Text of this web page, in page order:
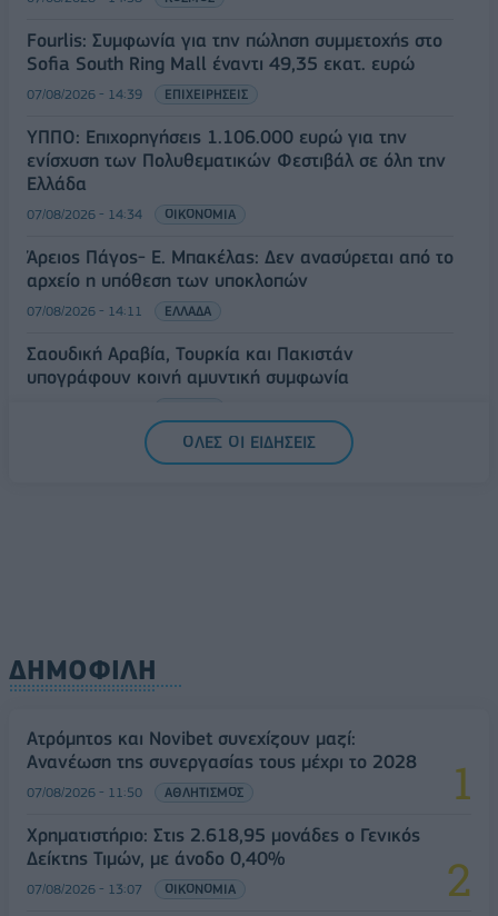
Fourlis: Συμφωνία για την πώληση συμμετοχής στο
Sofia South Ring Mall έναντι 49,35 εκατ. ευρώ
07/08/2026 - 14:39 ΕΠΙΧΕΙΡΗΣΕΙΣ
ΥΠΠΟ: Επιχορηγήσεις 1.106.000 ευρώ για την
ενίσχυση των Πολυθεματικών Φεστιβάλ σε όλη την
Ελλάδα
07/08/2026 - 14:34 ΟΙΚΟΝΟΜΙΑ
Άρειος Πάγος- Ε. Μπακέλας: Δεν ανασύρεται από το
αρχείο η υπόθεση των υποκλοπών
07/08/2026 - 14:11 ΕΛΛΑΔΑ
Σαουδική Αραβία, Τουρκία και Πακιστάν
υπογράφουν κοινή αμυντική συμφωνία
ΟΛΕΣ ΟΙ ΕΙΔΗΣΕΙΣ
ΔΗΜΟΦΙΛΗ
Ατρόμητος και Novibet συνεχίζουν μαζί:
Ανανέωση της συνεργασίας τους μέχρι το 2028
07/08/2026 - 11:50 ΑΘΛΗΤΙΣΜΟΣ
Χρηματιστήριο: Στις 2.618,95 μονάδες ο Γενικός
Δείκτης Τιμών, με άνοδο 0,40%
07/08/2026 - 13:07 ΟΙΚΟΝΟΜΙΑ